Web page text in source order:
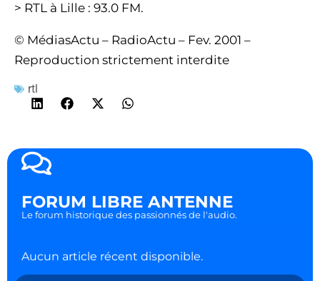
> RTL à Lille : 93.0 FM.
© MédiasActu – RadioActu – Fev. 2001 –
Reproduction strictement interdite
rtl
FORUM LIBRE ANTENNE
Le forum historique des passionnés de l'audio.
Aucun article récent disponible.